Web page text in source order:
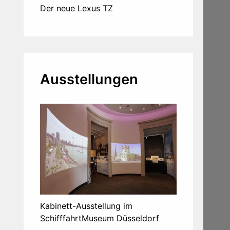
Der neue Lexus TZ
Ausstellungen
Kabinett-Ausstellung im
SchifffahrtMuseum Düsseldorf